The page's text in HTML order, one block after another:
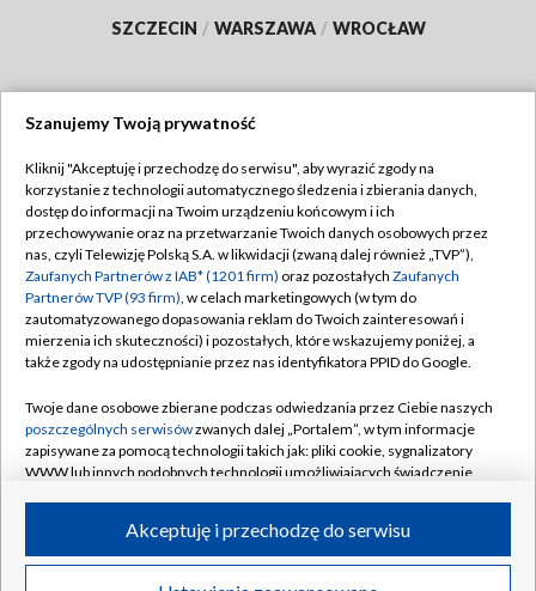
SZCZECIN / WARSZAWA / WROCŁAW
TVP
Abonament TVP
Emisja w TVP
Centrum informacji TVP
Naziemna Telewizja Cyfrowa
Rada Programowa
System NOS
Informacje o nadawcy
Program dla prasy
Regulamin TVP
Polityka prywatności
Moje zgody
Pomoc
Kontakt
Kanały
©2026 Telewizja Polska S.A. w likwidacji
Szanujemy Twoją prywatność
Kliknij "Akceptuję i przechodzę do serwisu", aby wyrazić zgody na
korzystanie z technologii automatycznego śledzenia i zbierania danych,
dostęp do informacji na Twoim urządzeniu końcowym i ich
przechowywanie oraz na przetwarzanie Twoich danych osobowych przez
nas, czyli Telewizję Polską S.A. w likwidacji (zwaną dalej również „TVP”),
Zaufanych Partnerów z IAB* (1201 firm) oraz pozostałych Zaufanych
Partnerów TVP (93 firm), w celach marketingowych (w tym do
zautomatyzowanego dopasowania reklam do Twoich zainteresowań i
mierzenia ich skuteczności) i pozostałych, które wskazujemy poniżej, a
także zgody na udostępnianie przez nas identyfikatora PPID do Google.
Twoje dane osobowe zbierane podczas odwiedzania przez Ciebie naszych
poszczególnych serwisówzwanych dalej „Portalem”, w tym informacje
zapisywane za pomocą technologii takich jak: pliki cookie, sygnalizatory
WWW lub innych podobnych technologii umożliwiających świadczenie
ruchu w Internecie.
Twoje dane osobowe zbierane podczas odwiedzania przez Ciebie
Akceptuję i przechodzę do serwisu